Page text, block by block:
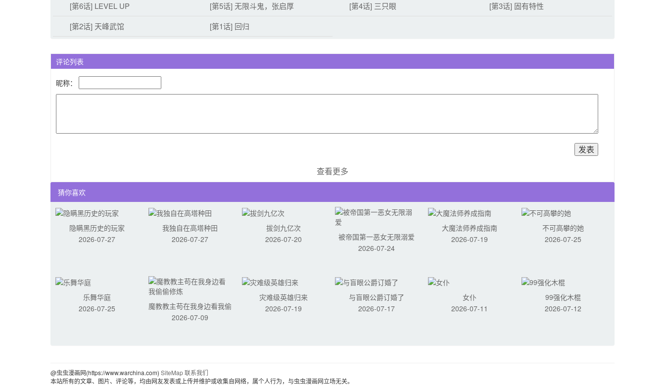
[第6话] LEVEL UP
[第5话] 无限斗鬼，张启厚 [第4话] 三只眼
[第3话] 固有特性
[第2话] 天峰武馆
[第1话] 回归
评论列表
昵称：
查看更多
猜你喜欢
隐瞒黑历史的玩家
2026-07-27
我独自在高塔种田
2026-07-27
拔剑九亿次
2026-07-20
被帝国第一恶女无限溺爱
2026-07-24
大魔法师养成指南
2026-07-19
不可高攀的她
2026-07-25
乐舞华庭
2026-07-25
魔教教主苟在我身边看我偷
偷修炼
2026-07-09
灾难级英雄归来
2026-07-19
与盲眼公爵订婚了
2026-07-17
女仆
2026-07-11
99强化木棍
2026-07-12
@虫虫漫画网(https://www.warchina.com) SiteMap联系我们
本站所有的文章、图片、评论等，均由网友发表或上传并维护或收集自网络，属个人行为，与虫虫漫画网立场无关。